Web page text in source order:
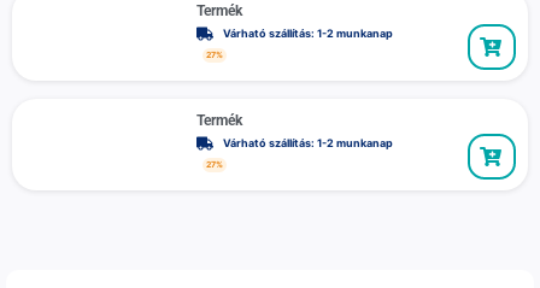
Termék
Várható szállítás: 1-2 munkanap
27%
Termék
Várható szállítás: 1-2 munkanap
27%